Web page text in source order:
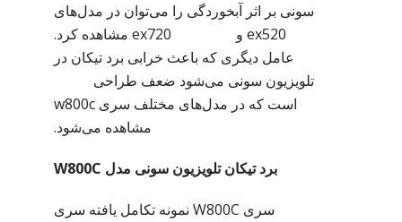
سونی بر اثر آبخوردگی را می‌توان در مدل‌های
ex520 و ex720 مشاهده کرد.
عامل دیگری که باعث خرابی برد تیکان در
تلویزیون سونی می‌شود ضعف طراحی
است که در مدل‌های مختلف سری w800c
مشاهده می‌شود.
برد تیکان تلویزیون سونی مدل W800C
سری W800C نمونه تکامل یافته سری